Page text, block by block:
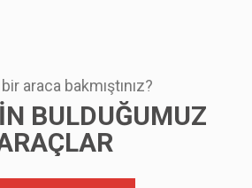
araca bakmıştınız?
BULDUĞUMUZ